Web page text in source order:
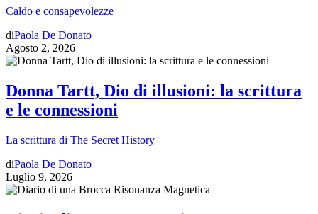
Caldo e consapevolezze
diPaola De Donato
Agosto 2, 2026
Donna Tartt, Dio di illusioni: la scrittura
e le connessioni
La scrittura di The Secret History
diPaola De Donato
Luglio 9, 2026